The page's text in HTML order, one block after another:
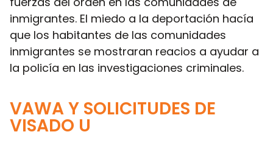
inmigrantes. El miedo a la deportación hacía
que los habitantes de las comunidades
inmigrantes se mostraran reacios a ayudar a
la policía en las investigaciones criminales.
VAWA Y SOLICITUDES DE
VISADO U